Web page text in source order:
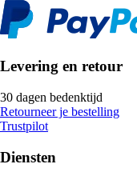
Levering en retour
30 dagen bedenktijd
Retourneer je bestelling
Trustpilot
Diensten